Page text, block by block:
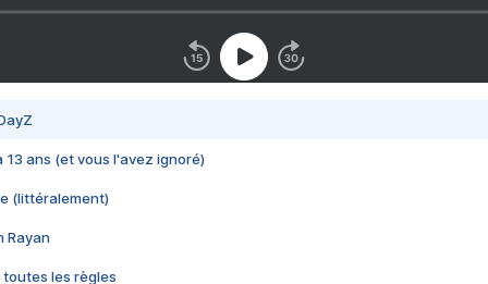
13 ans (et vous l'avez ignoré)
(littéralement)
Rayan
toutes les règles